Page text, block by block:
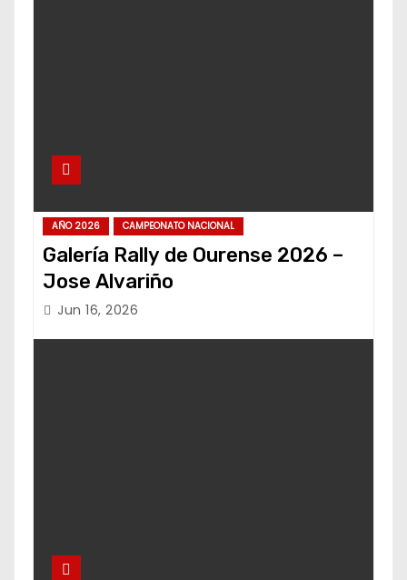
AÑO 2026 CAMPEONATO NACIONAL
Galería Rally de Ourense 2026 –
Jose Alvariño
Jun 16, 2026